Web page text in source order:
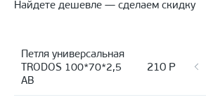
Найдете дешевле — сделаем скидку
Петля универсальная
TRODOS 100*70*2,5
AB
210 Р